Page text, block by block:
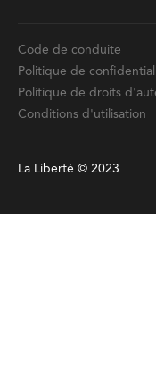
Code de conduite
Politique de
Politique de droits
Conditions d'utilisation
La Liberté © 2023